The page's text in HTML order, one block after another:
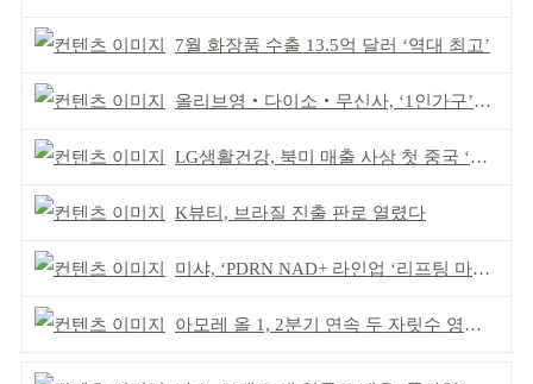
7월 화장품 수출 13.5억 달러 ‘역대 최고’
올리브영‧다이소‧무신사, ‘1인가구’가 이끈다
LG생활건강, 북미 매출 사상 첫 중국 ‘추월’
K뷰티, 브라질 진출 판로 열렸다
미샤, ‘PDRN NAD+ 라인업 ‘리프팅 마스크’ 출시
아모레 올 1, 2분기 연속 두 자릿수 영업이익률 기록